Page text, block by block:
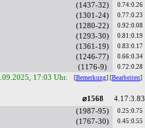
(1437-32) 0.74:0.26
(1301-24) 0.77:0.23
(1280-22) 0.92:0.08
(1293-30) 0.81:0.19
(1361-19) 0.83:0.17
(1246-77) 0.66:0.34
(1176-9) 0.72:0.28
17:03 Uhr. [Bemerkung] [Bearbeiten]
⌀1568
4.17:3.83
(1987-95) 0.25:0.75
(1767-30) 0.45:0.55